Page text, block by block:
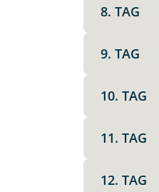
8. TAG
9. TAG
10. TAG
11. TAG
12. TAG